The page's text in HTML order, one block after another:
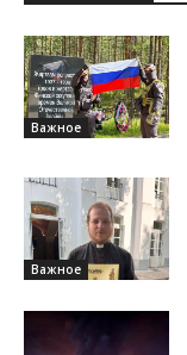
Важное
Важное